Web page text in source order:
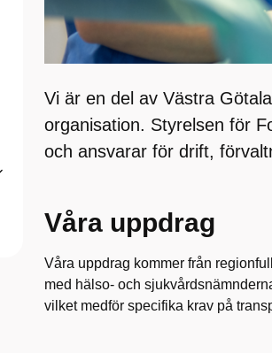
Vi är en del av Västra
organisation. Styrelsen för
och ansvarar för drift,
Våra uppdrag
Våra uppdrag kommer från
med hälso- och
vilket medför specifika krav på